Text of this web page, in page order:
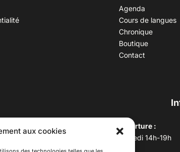
aux cookies
Agenda
Cours de langues
Chronique
Boutique
Contact
69003 Lyon
Horaires d’ouverture :
Du mardi au vendredi 14h-19h
Samedi 10h –17h